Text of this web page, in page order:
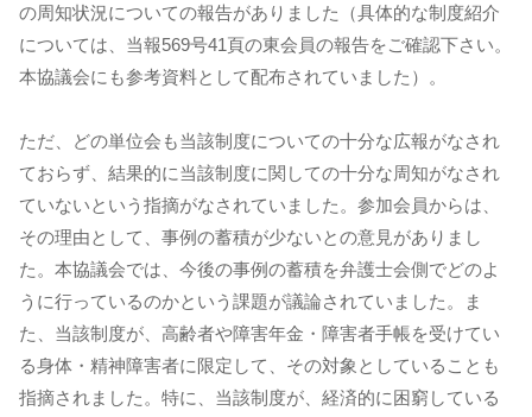
の周知状況についての報告がありました（具体的な制度紹介
については、当報569号41頁の東会員の報告をご確認下さい。
本協議会にも参考資料として配布されていました）。
ただ、どの単位会も当該制度についての十分な広報がなされ
ておらず、結果的に当該制度に関しての十分な周知がなされ
ていないという指摘がなされていました。参加会員からは、
その理由として、事例の蓄積が少ないとの意見がありまし
た。本協議会では、今後の事例の蓄積を弁護士会側でどのよ
うに行っているのかという課題が議論されていました。ま
た、当該制度が、高齢者や障害年金・障害者手帳を受けてい
る身体・精神障害者に限定して、その対象としていることも
指摘されました。特に、当該制度が、経済的に困窮している